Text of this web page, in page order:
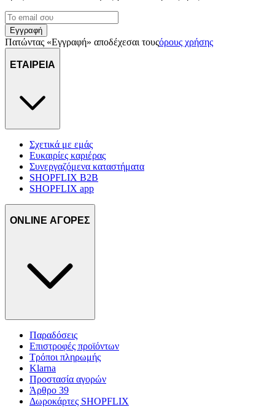
Εγγραφή
Πατώντας «Εγγραφή» αποδέχεσαι τουςόρους χρήσης
ΕΤΑΙΡΕΙΑ
Σχετικά με εμάς
Ευκαιρίες καριέρας
Συνεργαζόμενα καταστήματα
SHOPFLIX B2B
SHOPFLIX app
ONLINE ΑΓΟΡΕΣ
Παραδόσεις
Επιστροφές προϊόντων
Τρόποι πληρωμής
Klarna
Προστασία αγορών
Άρθρο 39
Δωροκάρτες SHOPFLIX